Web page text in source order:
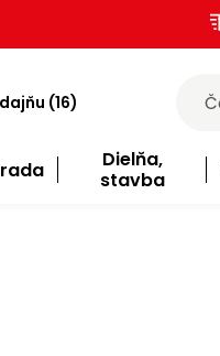
(16)
Dielňa,
stavba